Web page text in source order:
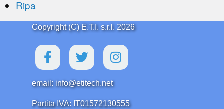
Ripa
Copyright (C) E.T.I. s.r.l. 2026
email: info@etitech.net
Partita IVA: IT01572130555